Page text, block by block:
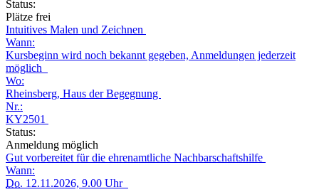
Status:
Plätze frei
Intuitives Malen und Zeichnen
Wann:
Kursbeginn wird noch bekannt gegeben, Anmeldungen jederzeit
möglich
Wo:
Rheinsberg, Haus der Begegnung
Nr.:
KY2501
Status:
Anmeldung möglich
Gut vorbereitet für die ehrenamtliche Nachbarschaftshilfe
Wann:
Do. 12.11.2026, 9.00 Uhr